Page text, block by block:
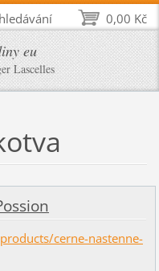
eu
Lascelles
cerne-nastenne-
0,00 Kč